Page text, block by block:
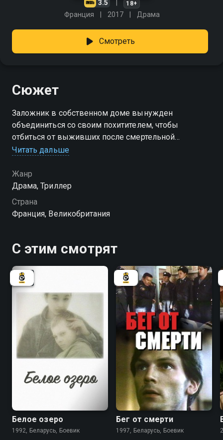
3.5 18+
Франция 2017 Драма
Смотреть
Сюжет
Заложник в собственном доме вынужден
объединиться со своим похитителем, чтобы
отбиться от выживших после смертельной
эпидемии гриппа.
Читать дальше
Жанр
Драма, Триллер
Страна
Франция, Великобритания
С этим смотрят
Белое озеро
1992, Беларусь, Боевик
5.5
Бег от смерти
1997, Беларусь, Боевик